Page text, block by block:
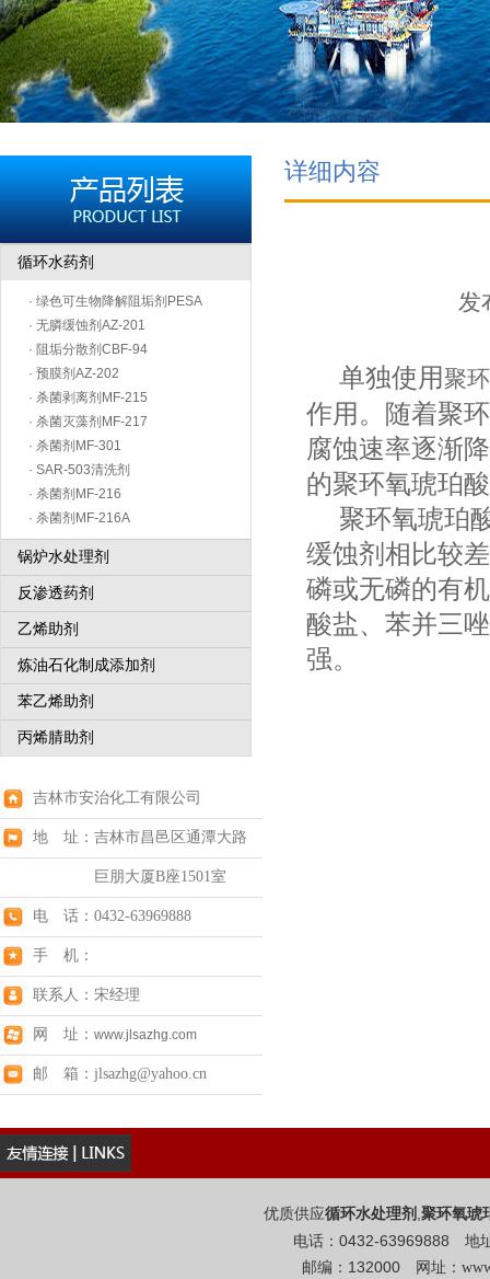
循环水药剂
· 绿色可生物降解阻垢剂PESA
· 无膦缓蚀剂AZ-201
· 阻垢分散剂CBF-94
· 预膜剂AZ-202
· 杀菌剥离剂MF-215
· 杀菌灭藻剂MF-217
· 杀菌剂MF-301
· SAR-503清洗剂
· 杀菌剂MF-216
· 杀菌剂MF-216A
锅炉水处理剂
反渗透药剂
乙烯助剂
炼油石化制成添加剂
苯乙烯助剂
丙烯腈助剂
吉林市安治化工有限公司
地 址：吉林市昌邑区通潭大路
巨朋大厦B座1501室
电 话：0432-63969888
手 机：
联系人：宋经理
网 址： www.jlsazhg.com
邮 箱：jlsazhg@yahoo.cn
详细内容
发
单独使用 聚
作用。随着聚
腐蚀速率逐渐
的聚环氧琥珀
聚环氧琥珀
缓蚀剂相比较
磷或无磷的有
酸盐、苯并三
强。
优质供应循环水处理剂 ,聚环氧琥
电话：0432-63969888 地
邮编：132000 网址：